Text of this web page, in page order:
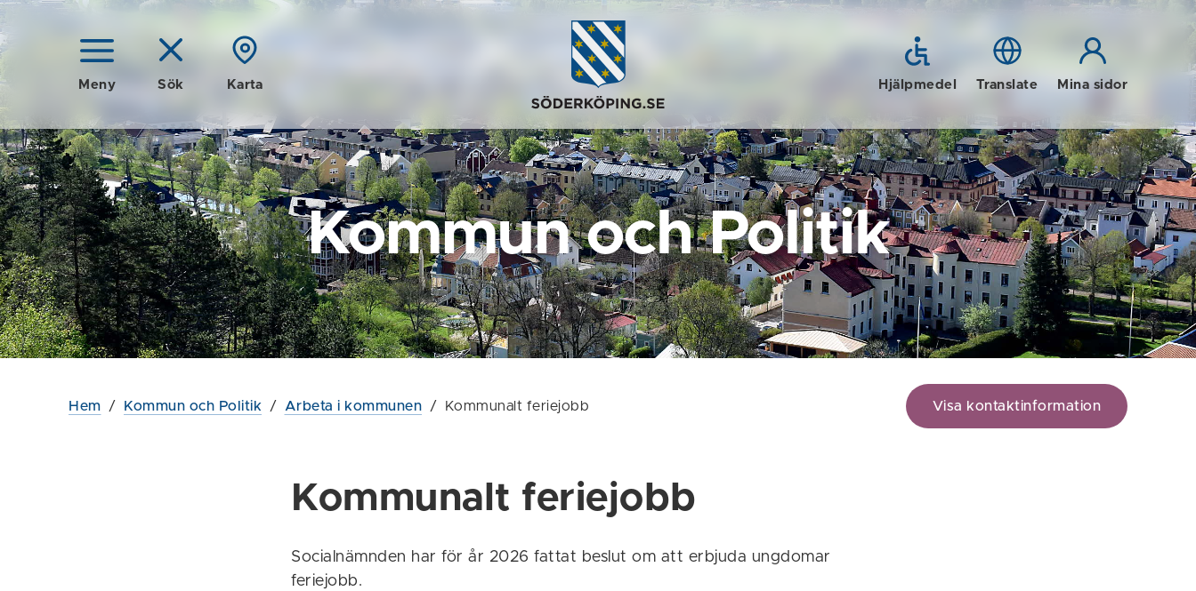
Meny Sök Karta Hjälpmedel Translate Mina sidor
Kommun och Politik
Hem / Kommun och Politik / Arbeta i kommunen / Kommunalt feriejobb Visa kontaktinformation
Kommunalt feriejobb
Socialnämnden har för år 2026 fattat beslut om att erbjuda ungdomar
feriejobb.